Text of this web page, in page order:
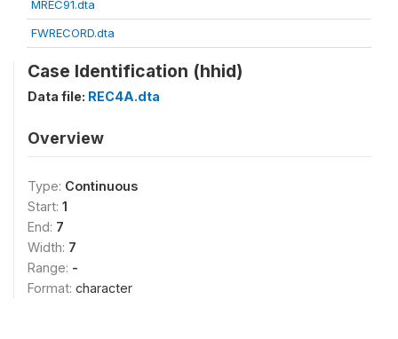
MREC91.dta
FWRECORD.dta
Case Identification (hhid)
Data file: REC4A.dta
Overview
Type: Continuous
Start: 1
End: 7
Width: 7
Range: -
Format: character